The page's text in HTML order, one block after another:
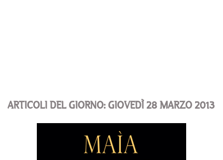
ARTICOLI DEL GIORNO: GIOVEDÌ 28 MARZO 2013